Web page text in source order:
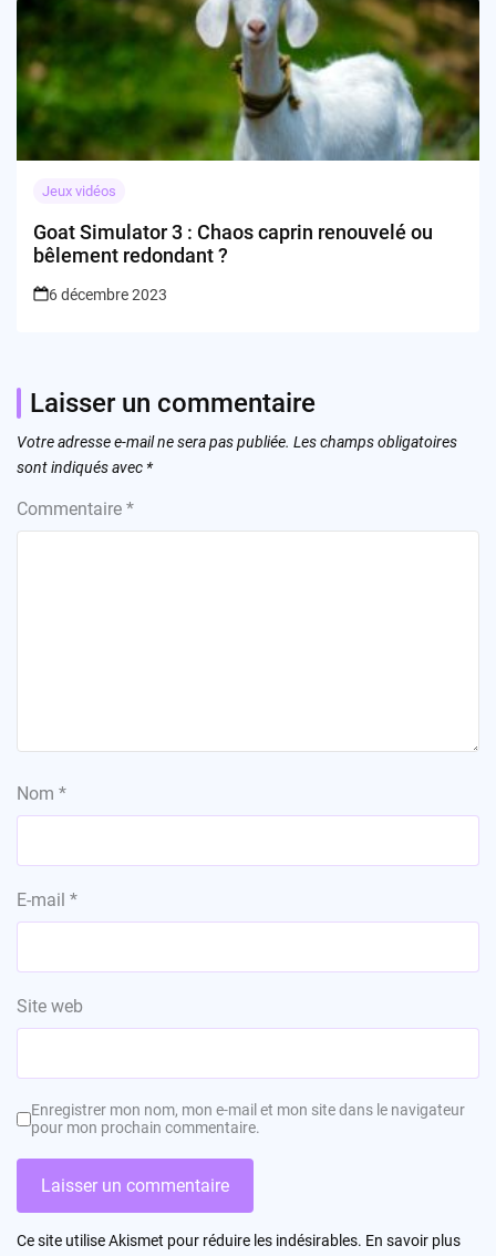
Jeux vidéos
Goat Simulator 3 : Chaos caprin renouvelé ou
bêlement redondant ?
6 décembre 2023
Laisser un commentaire
Votre adresse e-mail ne sera pas publiée. Les champs obligatoires
sont indiqués avec *
Commentaire *
Nom *
E-mail *
Site web
Enregistrer mon nom, mon e-mail et mon site dans le navigateur
pour mon prochain commentaire.
Ce site utilise Akismet pour réduire les indésirables. En savoir plus